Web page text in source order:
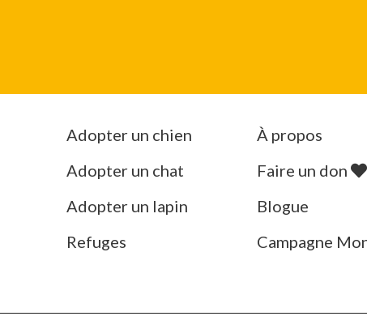
Adopter un chien
Adopter un chat
Adopter un lapin
Refuges
À propos
Faire un don
Blogue
Campagne